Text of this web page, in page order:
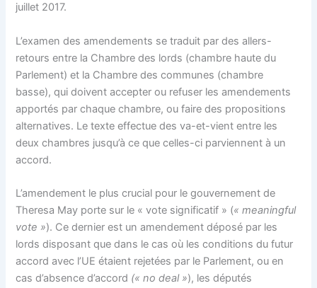
juillet 2017.
L’examen des amendements se traduit par des allers-
retours entre la Chambre des lords (chambre haute du
Parlement) et la Chambre des communes (chambre
basse), qui doivent accepter ou refuser les amendements
apportés par chaque chambre, ou faire des propositions
alternatives. Le texte effectue des va-et-vient entre les
deux chambres jusqu’à ce que celles-ci parviennent à un
accord.
L’amendement le plus crucial pour le gouvernement de
Theresa May porte sur le « vote significatif » (« meaningful
vote »). Ce dernier est un amendement déposé par les
lords disposant que dans le cas où les conditions du futur
accord avec l’UE étaient rejetées par le Parlement, ou en
cas d’absence d’accord (« no deal »), les députés